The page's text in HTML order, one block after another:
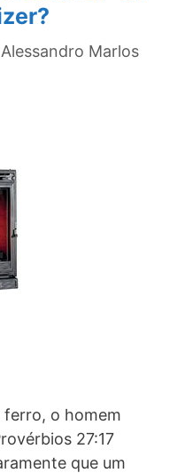
Alessandro Marlos
o homem
27:17
que um